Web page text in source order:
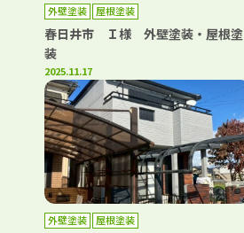
外壁塗装 屋根塗装
春日井市 Ｉ様 外壁塗装・屋根塗
装
2025.11.17
外壁塗装 屋根塗装